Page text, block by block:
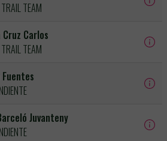
TEAM
Cruz Carlos
TEAM
Juvanteny